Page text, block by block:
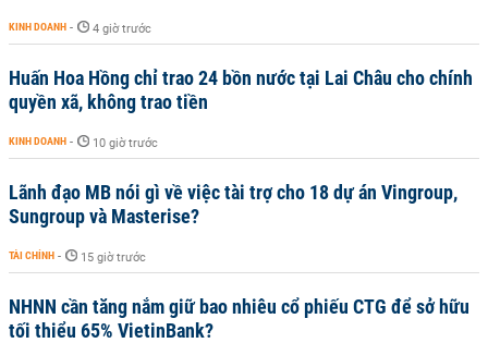
KINH DOANH - 4 giờ trước
Huấn Hoa Hồng chỉ trao 24 bồn nước tại Lai Châu cho chính
quyền xã, không trao tiền
KINH DOANH - 10 giờ trước
Lãnh đạo MB nói gì về việc tài trợ cho 18 dự án Vingroup,
Sungroup và Masterise?
TÀI CHÍNH - 15 giờ trước
NHNN cần tăng nắm giữ bao nhiêu cổ phiếu CTG để sở hữu
tối thiểu 65% VietinBank?